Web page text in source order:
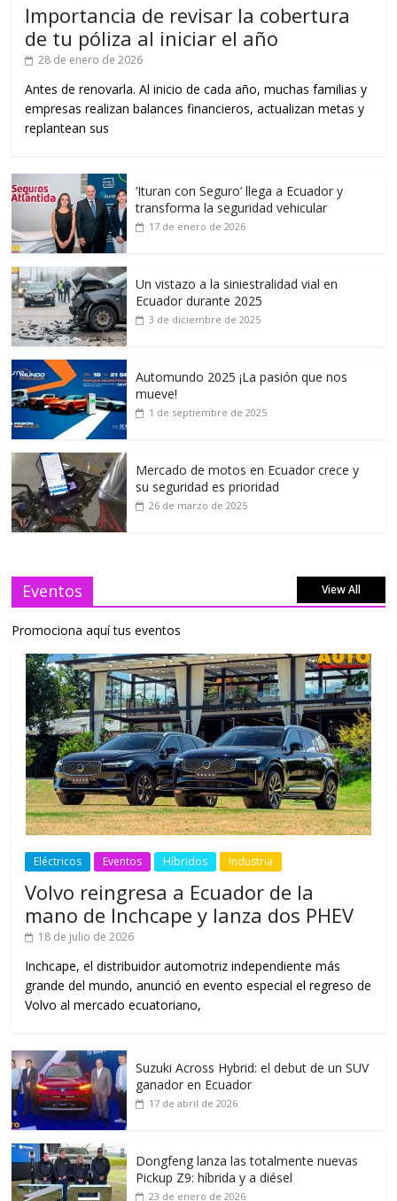
Importancia de revisar la cobertura
de tu póliza al iniciar el año
28 de enero de 2026
Antes de renovarla. Al inicio de cada año, muchas familias y
empresas realizan balances financieros, actualizan metas y
replantean sus
‘Ituran con Seguro’ llega a Ecuador y
transforma la seguridad vehicular
17 de enero de 2026
Un vistazo a la siniestralidad vial en
Ecuador durante 2025
3 de diciembre de 2025
Automundo 2025 ¡La pasión que nos
mueve!
1 de septiembre de 2025
Mercado de motos en Ecuador crece y
su seguridad es prioridad
26 de marzo de 2025
Eventos View All
Promociona aquí tus eventos
Eléctricos Eventos Híbridos Industria
Volvo reingresa a Ecuador de la
mano de Inchcape y lanza dos PHEV
18 de julio de 2026
Inchcape, el distribuidor automotriz independiente más
grande del mundo, anunció en evento especial el regreso de
Volvo al mercado ecuatoriano,
Suzuki Across Hybrid: el debut de un SUV
ganador en Ecuador
17 de abril de 2026
Dongfeng lanza las totalmente nuevas
Pickup Z9: híbrida y a diésel
23 de enero de 2026